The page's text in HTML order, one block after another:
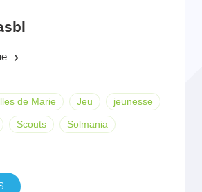
keyboard_arrow_right
de Marie Jeu jeunesse
Scouts Solmania